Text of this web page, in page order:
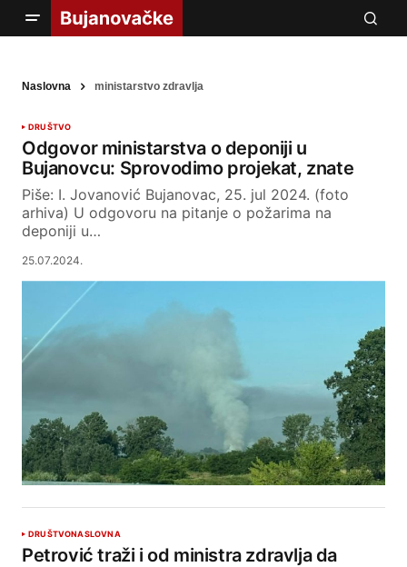
Naslovna ministarstvo zdravlja
DRUŠTVO
Odgovor ministarstva o deponiji u
Bujanovcu: Sprovodimo projekat, znate
Piše: I. Jovanović Bujanovac, 25. jul 2024. (foto
arhiva) U odgovoru na pitanje o požarima na
deponiji u…
25.07.2024.
DRUŠTVONASLOVNA
Petrović traži i od ministra zdravlja da